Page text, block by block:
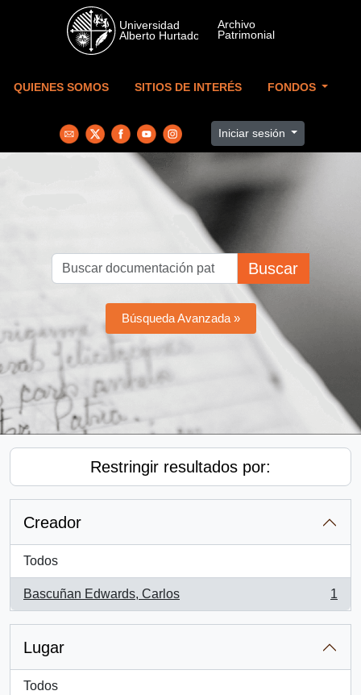
Skip to main content
QUIENES SOMOS SITIOS DE INTERÉS FONDOS
Iniciar sesión
Buscar
Búsqueda Avanzada »
Restringir resultados por:
Creador
Todos
Bascuñan Edwards, Carlos
, 1 resultados
1
Lugar
Todos